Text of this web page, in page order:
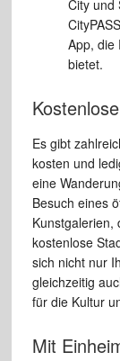
City und
App, die
bietet.
Es gibt
kosten und
eine
Besuch eines
Kunstgalerien,
kostenlose
sich nicht nur
gleichzeitig
für die Kultur
Mit